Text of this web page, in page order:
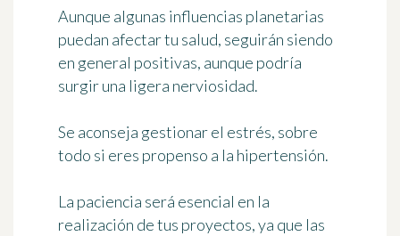
Aunque algunas influencias planetarias
puedan afectar tu salud, seguirán siendo
en general positivas, aunque podría
surgir una ligera nerviosidad.
Se aconseja gestionar el estrés, sobre
todo si eres propenso a la hipertensión.
La paciencia será esencial en la
realización de tus proyectos, ya que las